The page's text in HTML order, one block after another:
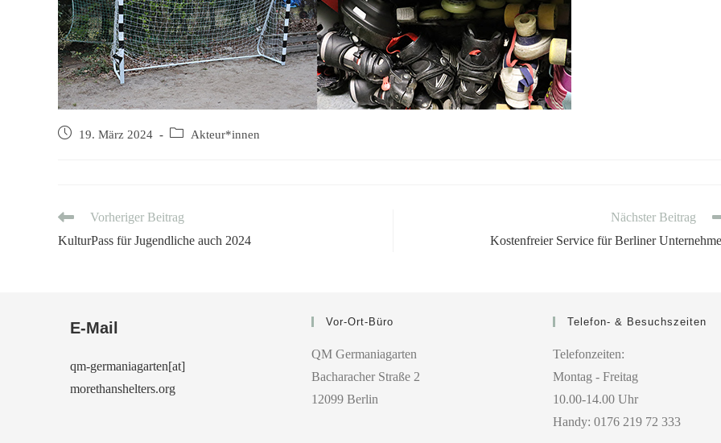
Beitrag19. März 2024
Beitrags-Akteur*innen
Weitere
ansehen
Vorheriger Beitrag
KulturPass für Jugendliche auch 2024
Nächster Beitrag
Kostenfreier Service für Berliner
E-Mail
qm-germaniagarten[at]
morethanshelters.org
Vor-Ort-Büro
QM Germaniagarten
Bacharacher Straße 2
12099 Berlin
Telefon- & Besuchszeiten
Telefonzeiten:
Montag - Freitag
10.00-14.00 Uhr
Handy: 0176 219 72 333